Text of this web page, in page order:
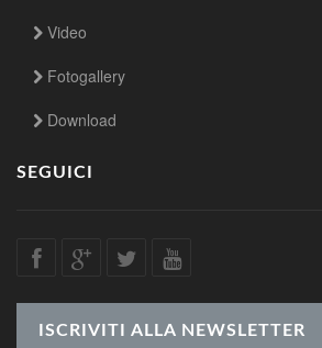
Video
Fotogallery
Download
SEGUICI
ISCRIVITI ALLA NEWSLETTER